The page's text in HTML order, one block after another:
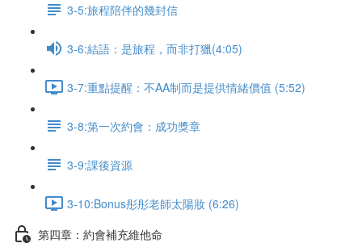
3-5:旅程陪伴的幾封信
3-6:結語：是旅程，而非打獵(4:05)
3-7:重點提醒：不AA制而是提供情緒價值 (5:52)
3-8:第一次約會：成功獎章
3-9:課後資源
3-10:Bonus彤彤老師太陽妝 (6:26)
第四章：約會補充維他命